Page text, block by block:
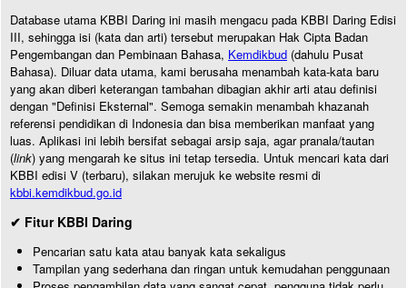
Database utama KBBI Daring ini masih mengacu pada KBBI Daring Edisi
III, sehingga isi (kata dan arti) tersebut merupakan Hak Cipta Badan
Pengembangan dan Pembinaan Bahasa, Kemdikbud (dahulu Pusat
Bahasa). Diluar data utama, kami berusaha menambah kata-kata baru
yang akan diberi keterangan tambahan dibagian akhir arti atau definisi
dengan "Definisi Eksternal". Semoga semakin menambah khazanah
referensi pendidikan di Indonesia dan bisa memberikan manfaat yang
luas. Aplikasi ini lebih bersifat sebagai arsip saja, agar pranala/tautan
(link) yang mengarah ke situs ini tetap tersedia. Untuk mencari kata dari
KBBI edisi V (terbaru), silakan merujuk ke website resmi di
kbbi.kemdikbud.go.id
✔ Fitur KBBI Daring
Pencarian satu kata atau banyak kata sekaligus
Tampilan yang sederhana dan ringan untuk kemudahan penggunaan